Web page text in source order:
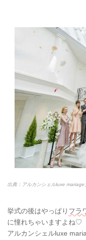
出典：アルカンシェルluxe
挙式の後はやっぱり フラ
に憧れちゃいますよね♡
アルカンシェルluxe